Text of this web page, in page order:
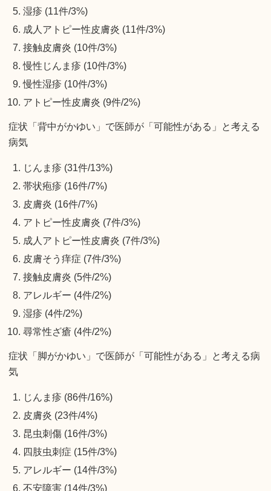
湿疹 (11件/3%)
成人アトピー性皮膚炎 (11件/3%)
接触皮膚炎 (10件/3%)
慢性じんま疹 (10件/3%)
慢性湿疹 (10件/3%)
アトピー性皮膚炎 (9件/2%)
症状「背中がかゆい」で医師が「可能性がある」と考える
病気
じんま疹 (31件/13%)
帯状疱疹 (16件/7%)
皮膚炎 (16件/7%)
アトピー性皮膚炎 (7件/3%)
成人アトピー性皮膚炎 (7件/3%)
皮膚そう痒症 (7件/3%)
接触皮膚炎 (5件/2%)
アレルギー (4件/2%)
湿疹 (4件/2%)
尋常性ざ瘡 (4件/2%)
症状「脚がかゆい」で医師が「可能性がある」と考える病
気
じんま疹 (86件/16%)
皮膚炎 (23件/4%)
昆虫刺傷 (16件/3%)
四肢虫刺症 (15件/3%)
アレルギー (14件/3%)
不安障害 (14件/3%)